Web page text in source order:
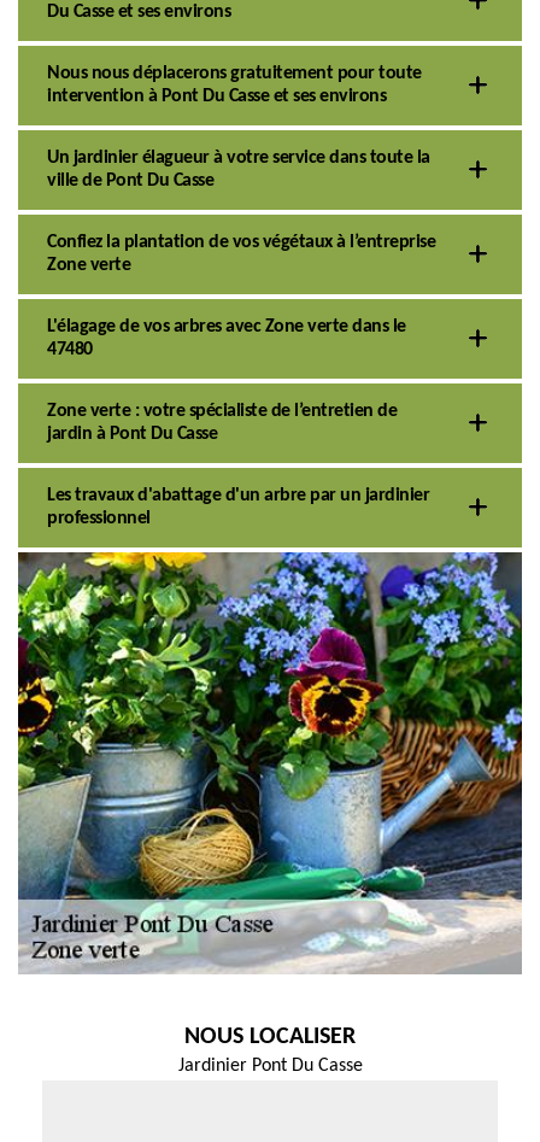
Du Casse et ses environs
Nous nous déplacerons gratuitement pour toute
intervention à Pont Du Casse et ses environs
Un jardinier élagueur à votre service dans toute la
ville de Pont Du Casse
Confiez la plantation de vos végétaux à l’entreprise
Zone verte
L'élagage de vos arbres avec Zone verte dans le
47480
Zone verte : votre spécialiste de l’entretien de
jardin à Pont Du Casse
Les travaux d'abattage d'un arbre par un jardinier
professionnel
NOUS LOCALISER
Jardinier Pont Du Casse